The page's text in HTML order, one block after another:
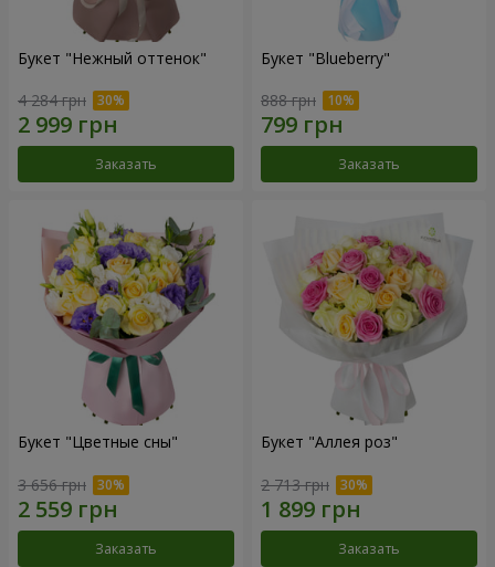
Букет "Нежный оттенок"
4 284 грн
Заказать
Букет "Blueberry"
888 грн
Заказать
Букет "Цветные сны"
3 656 грн
Заказать
Букет "Аллея роз"
2 713 грн
Заказать